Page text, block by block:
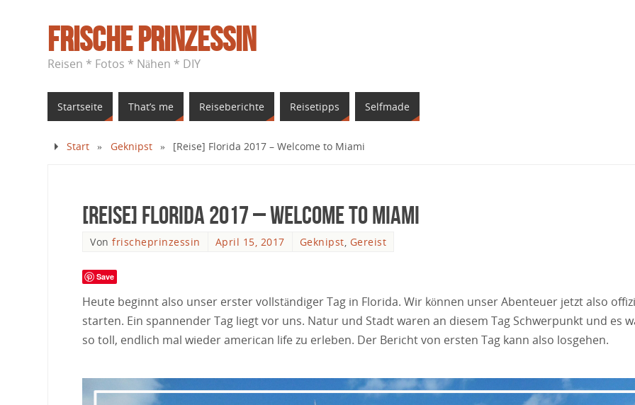
Frische Prinzessin
Reisen * Fotos * Nähen * DIY
Startseite That’s me Reiseberichte Reisetipps Selfmade
Start » Geknipst » [Reise] Florida 2017 – Welcome to Miami
[Reise] Florida 2017 – Welcome to Miami
Von frischeprinzessin April 15, 2017 Geknipst, Gereist
Save
Heute beginnt also unser erster vollständiger Tag in Florida. Wir können unser Abenteuer jetzt also
starten. Ein spannender Tag liegt vor uns. Natur und Stadt waren an diesem Tag Schwerpunkt und es
so toll, endlich mal wieder american life zu erleben. Der Bericht von ersten Tag kann also losgehen.